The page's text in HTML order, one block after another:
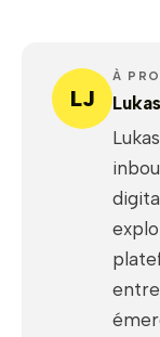
LJ
À